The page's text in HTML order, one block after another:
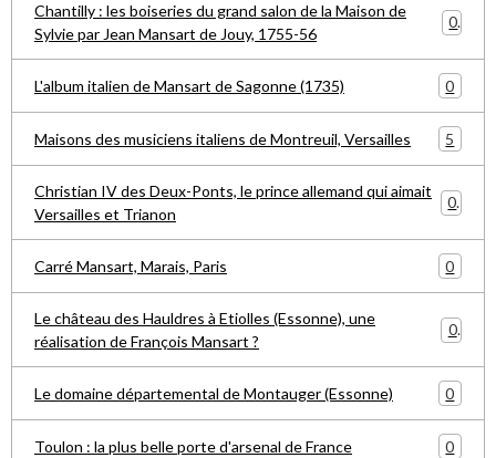
Chantilly : les boiseries du grand salon de la Maison de
Sylvie par Jean Mansart de Jouy, 1755-56
0
L'album italien de Mansart de Sagonne (1735) 0
Maisons des musiciens italiens de Montreuil, Versailles 5
Christian IV des Deux-Ponts, le prince allemand qui aimait
Versailles et Trianon
0
Carré Mansart, Marais, Paris 0
Le château des Hauldres à Etiolles (Essonne), une
réalisation de François Mansart ?
0
Le domaine départemental de Montauger (Essonne) 0
Toulon : la plus belle porte d'arsenal de France 0